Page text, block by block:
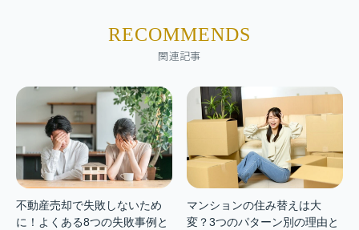
RECOMMENDS
関連記事
不動産売却で失敗しないため
に！よくある8つの失敗事例と
マンションの住み替えは大
変？3つのパターン別の理由と